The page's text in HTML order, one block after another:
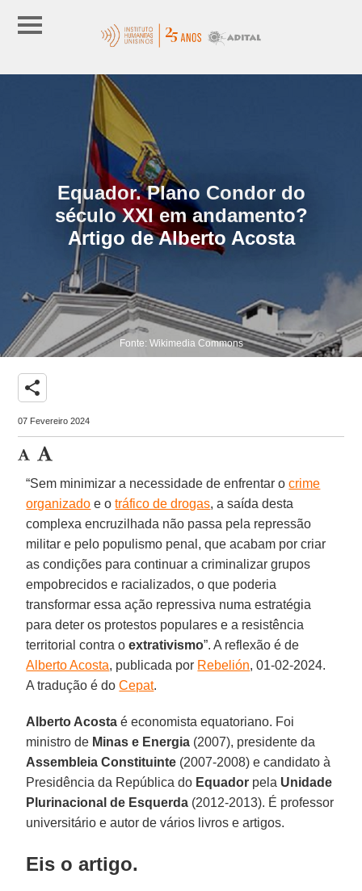
Equador. Plano Condor do
século XXI em andamento?
Artigo de Alberto Acosta
Fonte: Wikimedia Commons
share
07 Fevereiro 2024
“Sem minimizar a necessidade de enfrentar ocrime
organizado e otráfico de drogas, a saída desta
complexa encruzilhada não passa pela repressão
militar e pelo populismo penal, que acabam por criar
as condições para continuar a criminalizar grupos
empobrecidos e racializados, o que poderia
transformar essa ação repressiva numa estratégia
para deter os protestos populares e a resistência
territorial contra oextrativismo”. A reflexão é de
Alberto Acosta, publicada por Rebelión, 01-02-2024.
A tradução é doCepat.
Alberto Acosta é economista equatoriano. Foi
ministro de Minas e Energia (2007), presidente da
Assembleia Constituinte (2007-2008) e candidato à
Presidência da República do Equador pela Unidade
Plurinacional de Esquerda (2012-2013). É professor
universitário e autor de vários livros e artigos.
Eis o artigo.